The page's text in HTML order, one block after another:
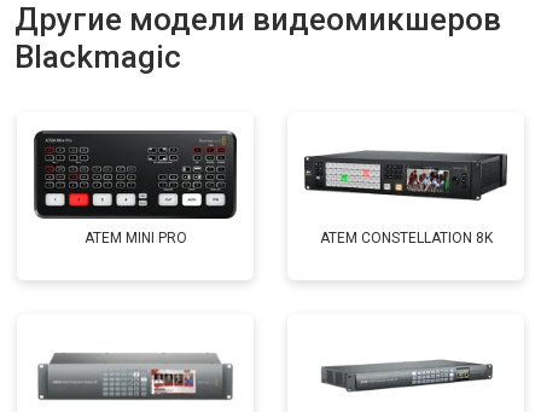
Другие модели видеомикшеров
Blackmagic
ATEM MINI PRO ATEM CONSTELLATION 8K